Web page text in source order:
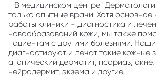
В медицинском центре
только опытные врачи. Хотя
работы клиники - диагностика и
новообразований кожи, мы также
пациентам с другими болезнями.
диагностируют и лечат такие кожные
атопический дерматит, псориаз,
нейродермит, экзема и другие.